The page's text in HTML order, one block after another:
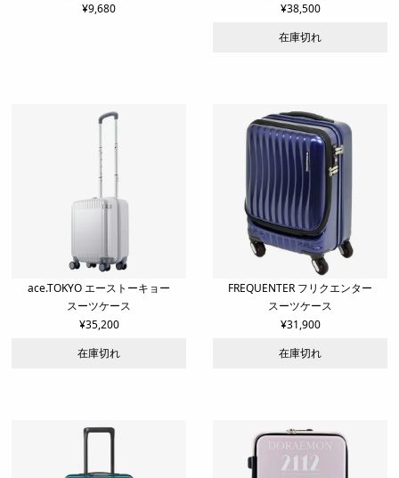
¥9,680
¥38,500
在庫切れ
ace.TOKYO エーストーキョー
スーツケース
¥35,200
在庫切れ
FREQUENTER フリクエンター
スーツケース
¥31,900
在庫切れ